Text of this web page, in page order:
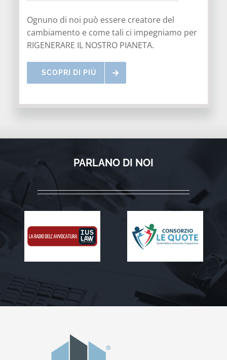
Ognuno di noi può essere creatore del
cambiamento e come tali ci impegniamo per
RIGENERARE IL NOSTRO PIANETA.
SCOPRI DI PIÙ
PARLANO DI NOI